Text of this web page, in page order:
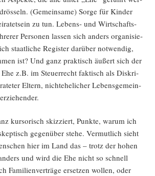
(Gemein­sa­me) Sor­ge für Kin­der
zu tun. Lebens- und Wirt­schafts­
Per­so­nen las­sen sich anders orga­ni­sie­
staat­li­che Regis­ter dar­über not­wen­dig,
ist? Und ganz prak­tisch äußert sich der
Ehe z.B. im Steu­er­recht fak­tisch als Dis­kri­
Eltern, nicht­ehe­li­cher Lebens­ge­mein­
kur­so­risch skiz­ziert, Punk­te, war­um ich
gegen­über ste­he. Ver­mut­lich sieht
hier im Land das – trotz der hohen
und wird die Ehe nicht so schnell
Fami­li­en­ver­trä­ge erset­zen wol­len, oder